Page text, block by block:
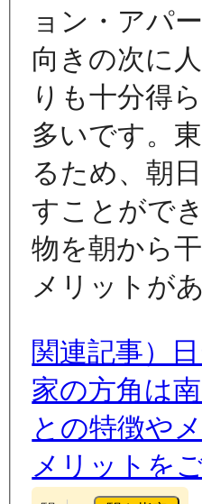
ョン・アパ
向きの次に
りも十分得
多いです。
るため、朝
すことがで
物を朝から
メリットが
関連記事）
家の方角は
との特徴や
メリットを